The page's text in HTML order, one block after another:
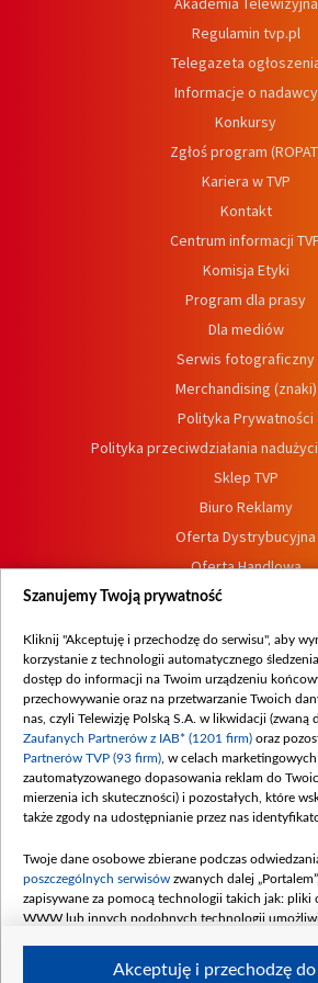
Regulamin tvp.pl
Telegazeta
Informacje o nadawcy
Konkursy
Zgłoś program
Kariera w TVP
Kontakt
Centrum informacji
Komisja Etyki
Program dla prasy
Dla mediów
Serwis fotograficzny
Merchandising (znaki)
Polityka Prywatności
Polityka przeciwdziałania
Sklep TVP
Biuro Reklamy
Oferta Dystrybucyjna
Oferta Handlowa
Dostępność
Procedura zgłoszeń
Szanujemy Twoją prywatność
Kliknij "Akceptuję i przechodzę do serwisu", aby
korzystanie z technologii automatycznego
dostęp do informacji na Twoim urządzeniu
przechowywanie oraz na przetwarzanie Twoich
nas, czyli Telewizję Polską S.A. w likwidacji (zwaną
Zaufanych Partnerów z IAB* (1201 firm) oraz
Partnerów TVP (93 firm) , w celach
zautomatyzowanego dopasowania reklam do
mierzenia ich skuteczności) i pozostałych, które
także zgody na udostępnianie przez nas
Twoje dane osobowe zbierane podczas
poszczególnych serwisów zwanych dalej
zapisywane za pomocą technologii takich jak: pliki
WWW lub innych podobnych technologii
Akceptuję i przechodzę